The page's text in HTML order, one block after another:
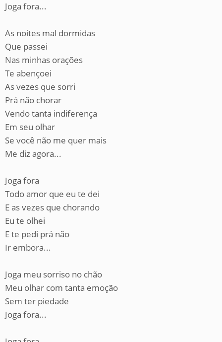
Joga fora...
As noites mal dormidas
Que passei
Nas minhas orações
Te abençoei
As vezes que sorri
Prá não chorar
Vendo tanta indiferença
Em seu olhar
Se você não me quer mais
Me diz agora...
Joga fora
Todo amor que eu te dei
E as vezes que chorando
Eu te olhei
E te pedi prá não
Ir embora...
Joga meu sorriso no chão
Meu olhar com tanta emoção
Sem ter piedade
Joga fora...